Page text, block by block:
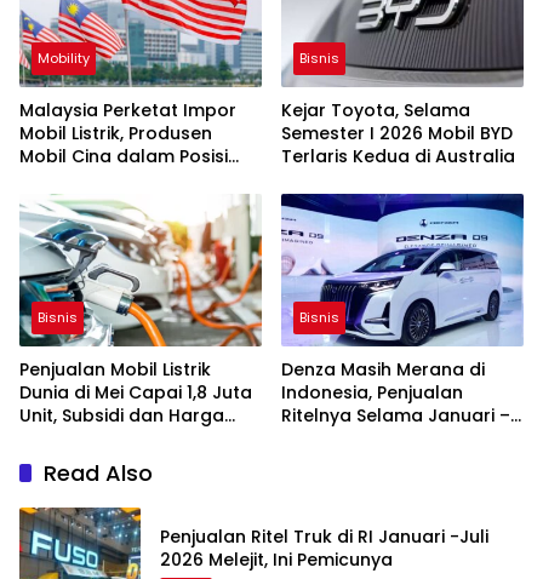
Mobility
Malaysia Perketat Impor
Mobil Listrik, Produsen
Mobil Cina dalam Posisi
Bisnis
Kejar Toyota, Selama
Semester I 2026 Mobil BYD
Terlaris Kedua di Australia
Bisnis
Penjualan Mobil Listrik
Dunia di Mei Capai 1,8 Juta
Unit, Subsidi dan Harga
Bisnis
Denza Masih Merana di
Indonesia, Penjualan
Ritelnya Selama Januari –
Read Also
Penjualan Ritel Truk di RI Januari -Juli
2026 Melejit, Ini Pemicunya